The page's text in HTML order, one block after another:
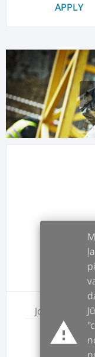
APPLY
Job
Not
warning